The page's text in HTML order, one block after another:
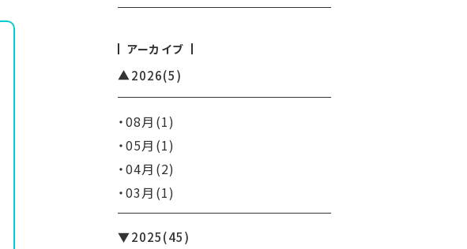
アーカイブ
2026(5)
08月(1)
05月(1)
04月(2)
03月(1)
2025(45)